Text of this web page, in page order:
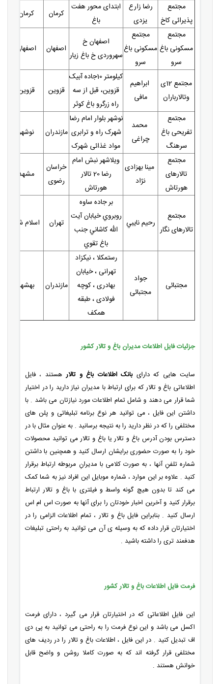
مجتمع
پذیرائی کاخ
رضا زارع
یزدی
ابتدای محور هفت
باغ
کرمان
کرمان
مجتمع
مسکونی باغ
سرو
مجتمع
مسکونی باغ
سرو
اصفهان خ
سهروردی خ باغ زیار
اصفهان اصفهان
مجتمع 12ی
وتالارباران
ابراهیم
مافی
کیلومتر 10جاده آبیک
قزوین، قبل از سه
راه زرگرو باغ کوثر
قزوین قزوین
مجتمع
تفریحی باغ
سرهنگ
محمد
چراغی
نوشهر بلوار امام رضا
شهرک راه و ترابری
مواد غذائی شهرک
مازندران نوشهر
مجتمع
تالارهای
هورتاش
مینا بهزادی
نژاد
ویلاشهر نبش امام
رضا 20 تالار
هورتاش
خراسان
رضوی
مشهد
مجتمع
تالارهای نگار
رحيم نايبي
بر جاده ساوه
روبروي خيابان آيت
الله كاشاني جنب
باغ تقوي
تهران اسلام شهر
مجتبائی
جواد
مجتبائی
رستمکلا ، نیکزاد
تهرانی ، خیابان
بهادری ، کوچه
فولادی ، طبقه
همکف
مازندران بهشهر
جزئیات فایل اطلاعات مدیران باغ و تالار کشور
سایت هایی که دارای بانک اطلاعات باغ و تالار هستند ، فایل
اطلاعاتی باغ و تالار که برای ارتباط با مدیران نیاز دارید را در اختیار
شما قرار می دهند و شامل تمام اطلاعات مورد نیازتان می باشد . با
داشتن این فایل ، می توانید هر نوع برنامه تبلیغاتی و پلن های
مختلفی را که در نظر دارید را به نتیجه برسانید . به عنوان مثال با در
دسترس بودن آدرس باغ و تالار یا باغ و تالار می توانید محصولات
خود را به صورت حضوری برایشان ارسال کنید و همچنین با داشتن
شماره تلفنِ آنها ، به صورت کلامی با مدیرانِ مربوطه ارتباط برقرار
کنید . علاوه بر این موارد ، شماره موبایل این افراد نیز به شما کمک
می کند تا بدون هیچ گونه واسط و فیلتری با باغ و تالار ارتباط
برقرار کنید و آخرین اخبار خودتان را برای آنها به صورت اس ام اس
ارسال کنید . بنابراین فایل باغ و تالار ، تمام اطلاعات الزامی را در
اختیارتان قرار داده که به وسیله ی آن می توانید به راحتی تبلیغات
هدفمند تری را داشته باشید .
فرمت فایل اطلاعات باغ و تالار کشور
این فایل اطلاعاتی که در اختیارتان قرار می گیرد ، دارای فرمت
اکسل می باشد و این نوع فرمت را به راحتی می توانید به پی دی
اف تبدیل کنید . در این فایل ، اطلاعات باغ و تالار را در ردیف های
مختلفی قرار گرفته اند که به صورت کاملا روشن و واضح قابل
خوانش هستند .